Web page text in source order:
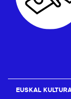
EUSKAL